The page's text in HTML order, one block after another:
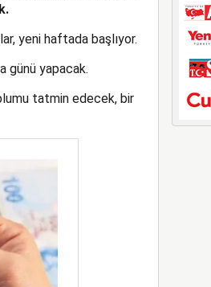
yeni haftada başlıyor.
günü yapacak.
tatmin edecek, bir